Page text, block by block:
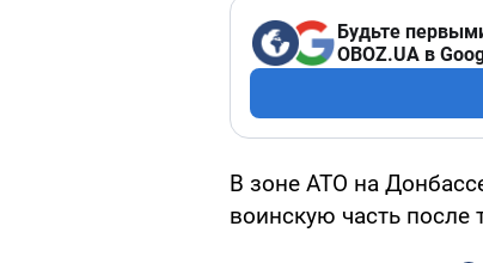
Будьте
OBOZ.UA в
В зоне АТО на
воинскую часть после